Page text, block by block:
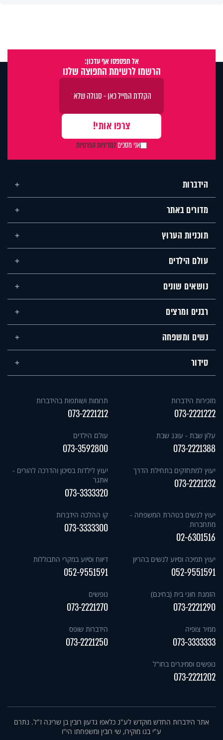
אל תפספסו אף עדכון:
הרשמו לרשימת התפוצה שלנו
אני מסכיםלמדיניות הפרטיות
הידברות
מדורים באתר
תוכניות הערוץ
עולם הילדים
נושאים שונים
רבנים ומרצים
נשים ומשפחה
סידור
מזכירות הידברות
073-2221222
תרומות ושותפות בהידברות
073-2221212
עלון שבת - עונג שבת
073-2221388
עולם הילדים
073-3592800
יעוץ למתחזקים בתחילת הדרך
073-2221232
יעוץ לילדות בסיכון והדרכה להורים -
אתגר
073-3333320
יעוץ לנשים בטהרת המשפחה -
מתחברות
02-6301516
קו ההלכה הידברות
073-3333300
יעוץ תמיכה וסיוע לנשים בהריון
052-9551591
דיווח וסיוע במקרי התבוללות
052-9551591
הזמנת חוגי בית (בחינם)
073-2221290
נופשים
073-2221270
ממיר צופיה
073-3333333
הידברות שופס
073-2221250
נופשים וסמינרים בחו"ל
073-2221202
אתר הידברות החדש מוקדש לע"נ כלאפו גדעון רובין בן שרינה ז"ל. נתרם
ע"י בנו מוקירו, שי רובין ומשפחתו הי"ו